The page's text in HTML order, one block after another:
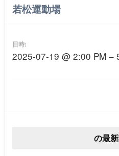
若松運動場
日時:
2025-07-19 @ 2:00 PM –
の最